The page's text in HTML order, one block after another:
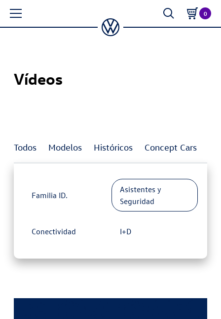
0
Vídeos
Todos Modelos Históricos Concept Cars
Familia ID.
Asistentes y
Seguridad
Conectividad I+D